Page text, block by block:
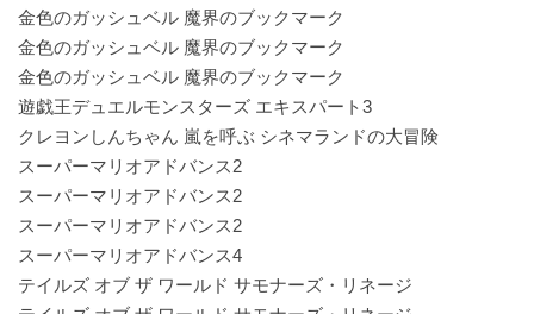
金色のガッシュベル 魔界のブックマーク
金色のガッシュベル 魔界のブックマーク
金色のガッシュベル 魔界のブックマーク
遊戯王デュエルモンスターズ エキスパート3
クレヨンしんちゃん 嵐を呼ぶ シネマランドの大冒険
スーパーマリオアドバンス2
スーパーマリオアドバンス2
スーパーマリオアドバンス2
スーパーマリオアドバンス4
テイルズ オブ ザ ワールド サモナーズ・リネージ